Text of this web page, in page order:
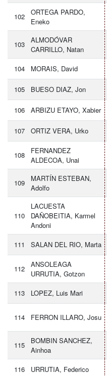
102
ORTEGA PARDO,
Eneko
103
ALMODÓVAR
CARRILLO, Natan
104 MORAIS, David
105 BUESO DIAZ, Jon
106 ARBIZU ETAYO, Xabier
107 ORTIZ VERA, Urko
108
FERNANDEZ
ALDECOA, Unai
109
MARTÍN ESTEBAN,
Adolfo
110
LACUESTA
DAÑOBEITIA, Karmel
Andoni
111 SALAN DEL RIO, Marta
112
ANSOLEAGA
URRUTIA, Gotzon
113 LOPEZ, Luis Mari
114 FERRON ILLARO, Josu
115
BOMBIN SANCHEZ,
Ainhoa
116 URRUTIA, Federico